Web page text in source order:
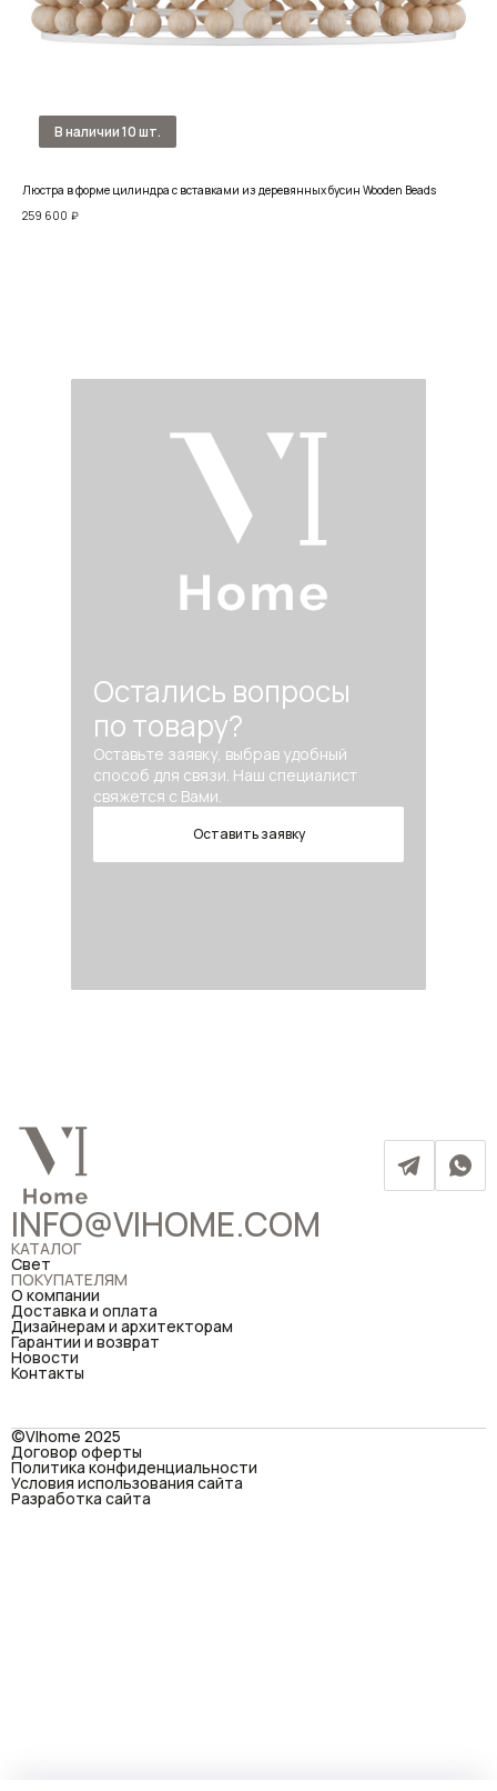
Люстра в форме цилиндра с вставками из деревянных бусин Wooden Beads
259 600 ₽
Остались вопросы
по товару?
Оставьте заявку, выбрав удобный
способ для связи. Наш специалист
свяжется с Вами.
Оставить заявку
INFO@VIHOME.COM
КАТАЛОГ
Свет
ПОКУПАТЕЛЯМ
О компании
Доставка и оплата
Дизайнерам и архитекторам
Гарантии и возврат
Новости
Контакты
©VIhome 2025
Договор оферты
Политика конфиденциальности
Условия использования сайта
Разработка сайта